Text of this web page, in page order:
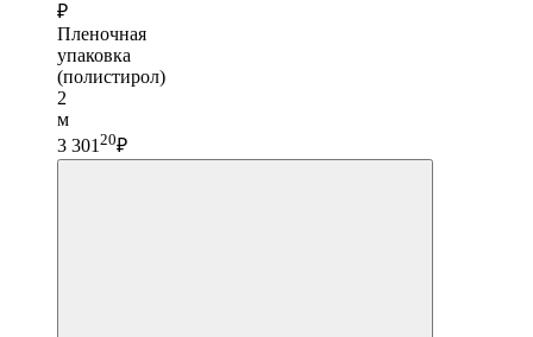
₽
Пленочная
упаковка
(полистирол)
2
м
3 30120₽